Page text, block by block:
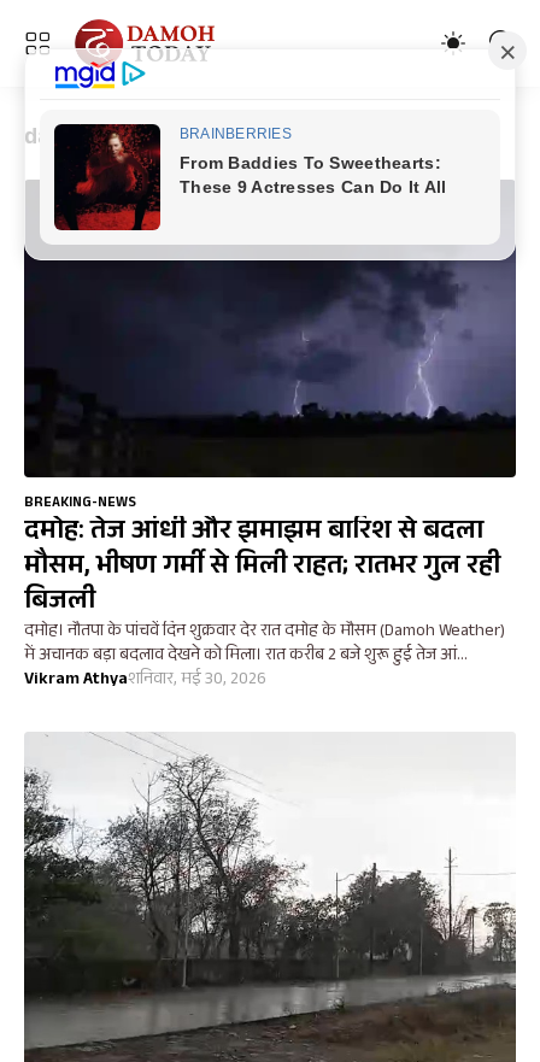
damoh-weather-today
BREAKING-NEWS
दमोह: तेज आंधी और झमाझम बारिश से बदला
मौसम, भीषण गर्मी से मिली राहत; रातभर गुल रही
बिजली
दमोह। नौतपा के पांचवें दिन शुक्रवार देर रात दमोह के मौसम (Damoh Weather)
में अचानक बड़ा बदलाव देखने को मिला। रात करीब 2 बजे शुरू हुई तेज आं...
Vikram Athyaशनिवार, मई 30, 2026